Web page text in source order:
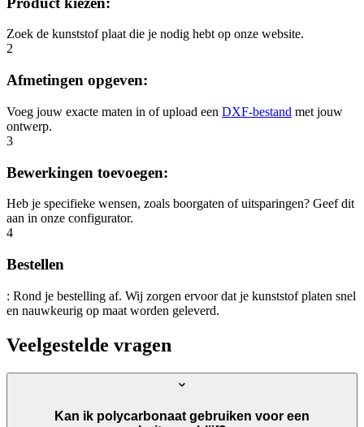
Zoek de kunststof plaat die je nodig hebt op onze website.
2
Afmetingen opgeven:
Voeg jouw exacte maten in of upload een DXF-bestand met jouw
ontwerp.
3
Bewerkingen toevoegen:
Heb je specifieke wensen, zoals boorgaten of uitsparingen? Geef dit
aan in onze configurator.
4
Bestellen
: Rond je bestelling af. Wij zorgen ervoor dat je kunststof platen snel
en nauwkeurig op maat worden geleverd.
Veelgestelde vragen
Kan ik polycarbonaat gebruiken voor een